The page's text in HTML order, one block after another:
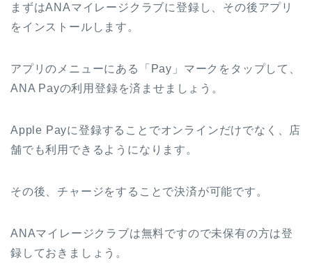
まずはANAマイレージクラブに登録し、その後アプリ
をインストールします。
アプリのメニューにある「Pay」マークをタップして、
ANA Payの利用登録を済ませましょう。
Apple Payに登録することでオンラインだけでなく、店
舗でも利用できるようになります。
その後、チャージをすることで決済が可能です。
ANAマイレージクラブは無料ですので未保有の方は登
録しておきましょう。